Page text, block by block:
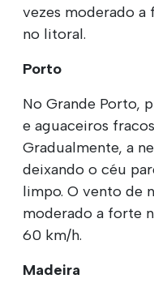
vezes moderado a
no litoral.
Porto
No Grande Porto,
e aguaceiros
Gradualmente, a
deixando o céu
limpo. O vento de
moderado a forte
60 km/h.
Madeira